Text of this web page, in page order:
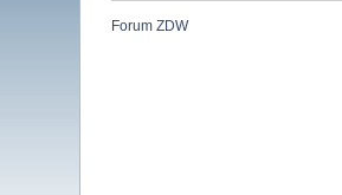
Forum ZDW